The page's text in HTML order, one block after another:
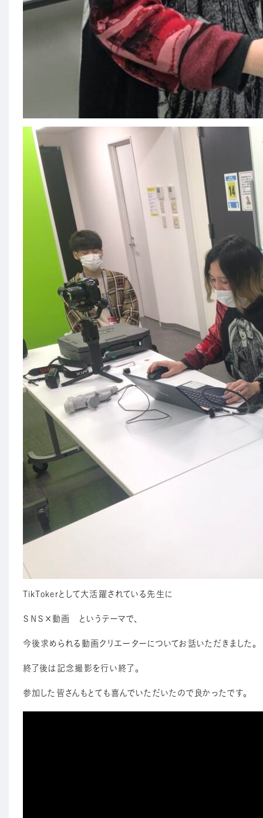
TikTokerとして大活躍されている先生に
ＳＮＳ×動画 というテーマで、
今後求められる動画クリエーターについてお話いただきました。
終了後は記念撮影を行い終了。
参加した皆さんもとても喜んでいただいたので良かったです。